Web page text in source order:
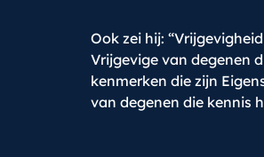
Ook zei hij:
Vrijgevige van degenen
kenmerken die zijn
van degenen die kennis